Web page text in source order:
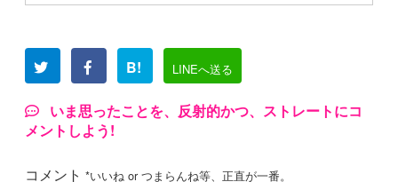
B! LINEへ送る
いま思ったことを、反射的かつ、ストレートにコ
メントしよう!
コメント *いいね or つまらんね等、正直が一番。